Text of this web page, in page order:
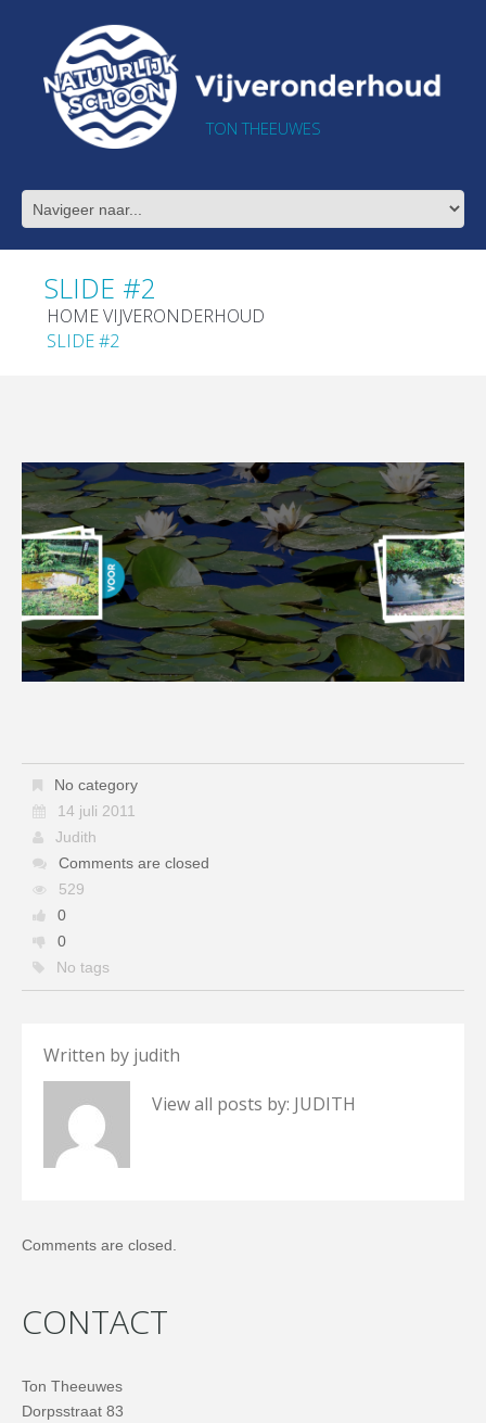
TON THEEUWES
SLIDE #2
HOME VIJVERONDERHOUD
SLIDE #2
No category
14 juli 2011
Judith
Comments are closed
529
0
0
No tags
Written by judith
View all posts by: JUDITH
Comments are closed.
CONTACT
Ton Theeuwes
Dorpsstraat 83